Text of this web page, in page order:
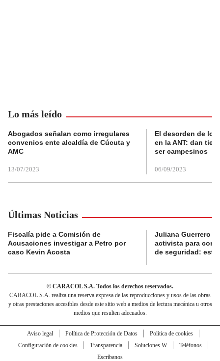
Lo más leído
Abogados señalan como irregulares
convenios ente alcaldía de Cúcuta y
AMC
13/07/2023
El desorden de
en la ANT: dan
ser campesinos
06/09/2023
Últimas Noticias
Fiscalía pide a Comisión de
Acusaciones investigar a Petro por
caso Kevin Acosta
Juliana Guerrero
activista para
de seguridad: esta
© CARACOL S.A. Todos los derechos reservados.
CARACOL S.A. realiza una reserva expresa de las reproducciones y usos de las obras
y otras prestaciones accesibles desde este sitio web a medios de lectura mecánica u otros
medios que resulten adecuados.
Aviso legal Política de Protección de Datos
Política de cookies
Configuración de cookies
Transparencia Soluciones W
Teléfonos
Escríbanos